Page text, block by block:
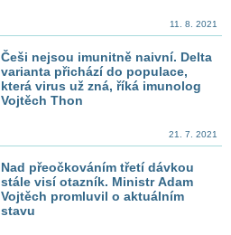
11. 8. 2021
Češi nejsou imunitně naivní. Delta
varianta přichází do populace,
která virus už zná, říká imunolog
Vojtěch Thon
21. 7. 2021
Nad přeočkováním třetí dávkou
stále visí otazník. Ministr Adam
Vojtěch promluvil o aktuálním
stavu